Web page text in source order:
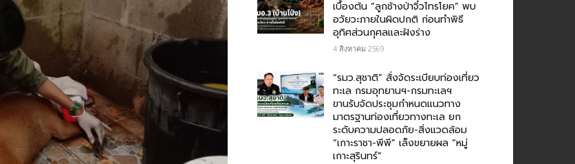
เบื้องต้น “ลูกช้างป่าจิ๋วไทรโยค” พบ
อวัยวะภายในผิดปกติ ก่อนทำพิธี
อุทิศส่วนกุศลและฝังร่าง
4 สิงหาคม 2569
“รมว.สุชาติ” สั่งจัดระเบียบท่องเที่ยว
ทะเล กรมอุทยานฯ-กรมทะเลฯ
ขานรับจัดประชุมกำหนดแนวทาง
มาตรฐานท่องเที่ยวทางทะเล ยก
ระดับความปลอดภัย-สิ่งแวดล้อม
“เกาะราชา-พีพี” เล็งขยายผล “หมู่
เกาะสุรินทร์”